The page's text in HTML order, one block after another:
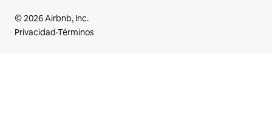
© 2026 Airbnb, Inc.
Privacidad·Términos